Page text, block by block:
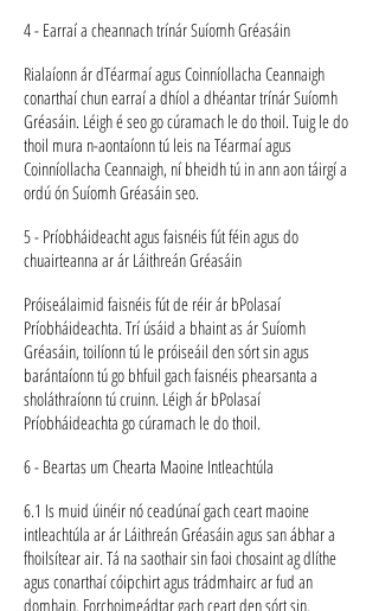
4 - Earraí a cheannach trínár Suíomh Gréasáin
Rialaíonn ár dTéarmaí agus Coinníollacha Ceannaigh
conarthaí chun earraí a dhíol a dhéantar trínár Suíomh
Gréasáin. Léigh é seo go cúramach le do thoil. Tuig le do
thoil mura n-aontaíonn tú leis na Téarmaí agus
Coinníollacha Ceannaigh, ní bheidh tú in ann aon táirgí a
ordú ón Suíomh Gréasáin seo.
5 - Príobháideacht agus faisnéis fút féin agus do
chuairteanna ar ár Láithreán Gréasáin
Próiseálaimid faisnéis fút de réir ár bPolasaí
Príobháideachta. Trí úsáid a bhaint as ár Suíomh
Gréasáin, toilíonn tú le próiseáil den sórt sin agus
barántaíonn tú go bhfuil gach faisnéis phearsanta a
sholáthraíonn tú cruinn. Léigh ár bPolasaí
Príobháideachta go cúramach le do thoil.
6 - Beartas um Chearta Maoine Intleachtúla
6.1 Is muid úinéir nó ceadúnaí gach ceart maoine
intleachtúla ar ár Láithreán Gréasáin agus san ábhar a
fhoilsítear air. Tá na saothair sin faoi chosaint ag dlíthe
agus conarthaí cóipchirt agus trádmhairc ar fud an
domhain. Forchoimeádtar gach ceart den sórt sin.